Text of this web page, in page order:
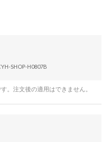
SHOP-H0807B
。注文後の適用はできません。